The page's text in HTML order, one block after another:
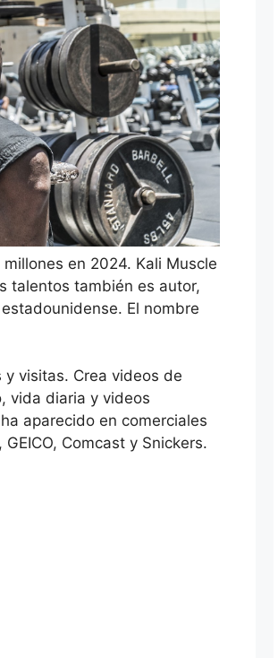
en 2024. Kali Muscle
talentos también es autor,
El nombre
y visitas. Crea videos de
vida diaria y videos
aparecido en comerciales
Comcast y Snickers.